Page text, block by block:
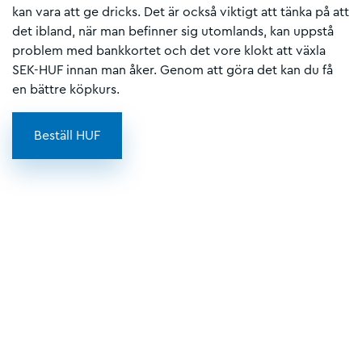
kan vara att ge dricks. Det är också viktigt att tänka på att
det ibland, när man befinner sig utomlands, kan uppstå
problem med bankkortet och det vore klokt att växla
SEK-HUF innan man åker. Genom att göra det kan du få
en bättre köpkurs.
Beställ HUF